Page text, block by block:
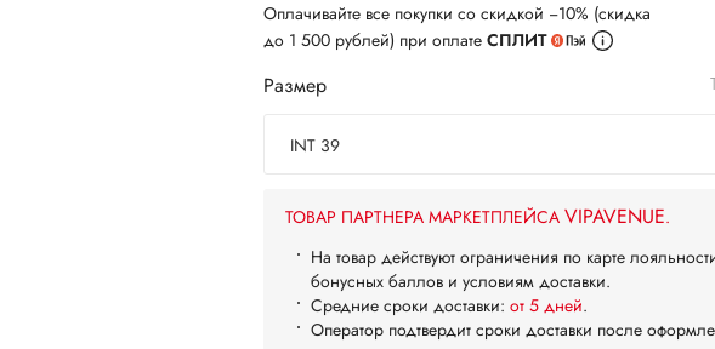
Оплачивайте все покупки со скидкой −10% (скидка
до 1 500 рублей) при оплате СПЛИТ
Размер
INT 39
ТОВАР ПАРТНЕРА МАРКЕТПЛЕЙСА VIPAVENUE.
На товар действуют ограничения по карте
бонусных баллов и условиям доставки.
Средние сроки доставки: от 5 дней.
Оператор подтвердит сроки доставки после